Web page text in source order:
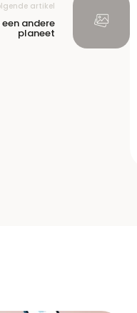
artikel
andere
planeet